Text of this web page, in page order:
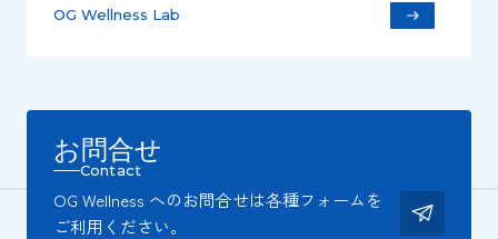
OG Wellness Lab
お問合せ
Contact
OG Wellness へのお問合せは各種フォームを
ご利用ください。